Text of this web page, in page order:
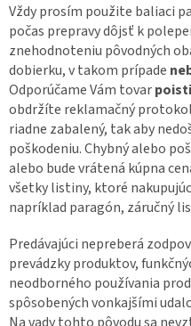
Vždy prosím použite baliaci
počas prepravy dôjsť k
znehodnoteniu pôvodných
dobierku, v takom prípade
Odporúčame Vám tovar
obdržíte reklamačný
riadne zabalený, tak aby
poškodeniu. Chybný alebo
alebo bude vrátená kúpna
všetky listiny, ktoré
napríklad paragón, záručný
Predávajúci nepreberá
prevádzky produktov,
neodborného používania
spôsobených vonkajšími